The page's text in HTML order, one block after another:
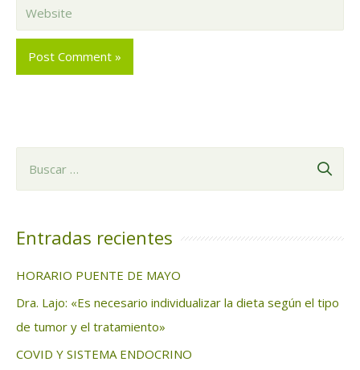
c
r
:
Entradas recientes
HORARIO PUENTE DE MAYO
Dra. Lajo: «Es necesario individualizar la dieta según el tipo
de tumor y el tratamiento»
COVID Y SISTEMA ENDOCRINO